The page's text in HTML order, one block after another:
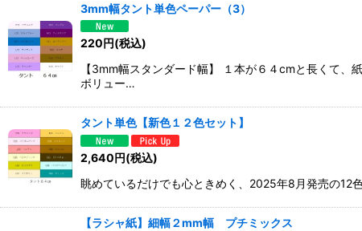
3mm幅タント単色ペーパー（3）
220円(税込)
【3mm幅スタンダード幅】 １本が６４cmと長くて
ボリュー…
タント単色【新色１２色セット】
2,640円(税込)
眺めているだけでも心ときめく、2025年8月発売の
【ラシャ紙】細幅２mm幅 プチミックス